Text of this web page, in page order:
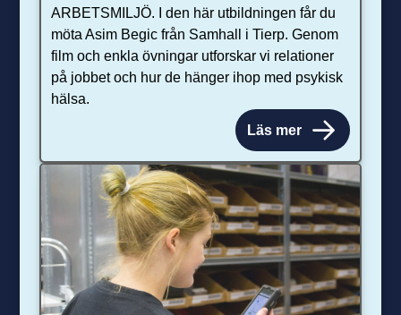
ARBETSMILJÖ. I den här utbildningen får du
möta Asim Begic från Samhall i Tierp. Genom
film och enkla övningar utforskar vi relationer
på jobbet och hur de hänger ihop med psykisk
hälsa.
Läs mer